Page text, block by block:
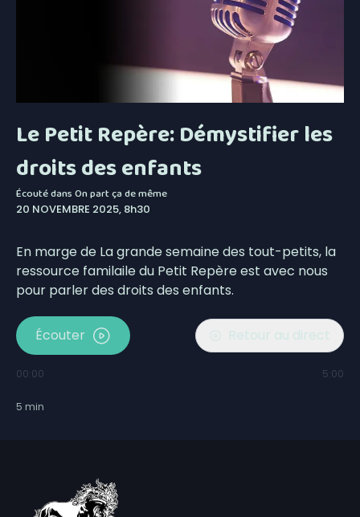
Le Petit Repère: Démystifier les
droits des enfants
Écouté dansOn part ça de même
20 NOVEMBRE 2025, 8h30
En marge de La grande semaine des tout-petits, la
ressource familaile du Petit Repère est avec nous
pour parler des droits des enfants.
Écouter Retour au direct
00:00 5:00
5 min